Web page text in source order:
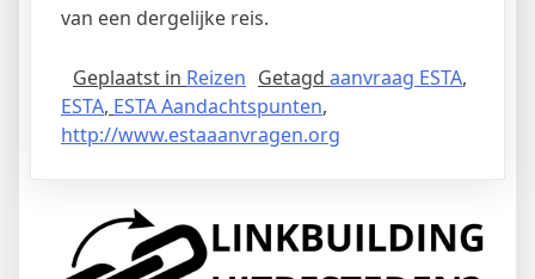
van een dergelijke reis.
Geplaatst in Reizen Getagd aanvraag ESTA,
ESTA, ESTA Aandachtspunten,
http://www.estaaanvragen.org